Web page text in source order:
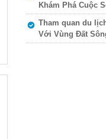
Khám Phá Cuộc
Tham quan du
Với Vùng Đất